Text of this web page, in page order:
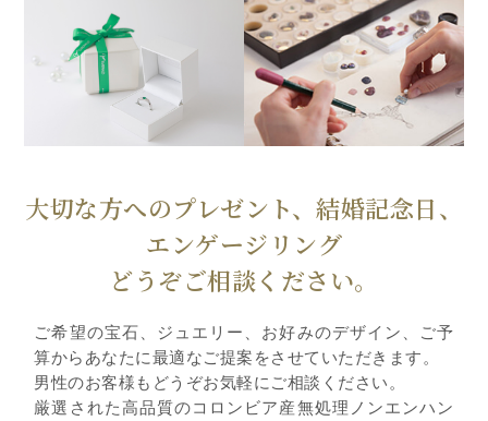
大切な方へのプレゼント、結婚記念日、
エンゲージリング
どうぞご相談ください。
ご希望の宝石、ジュエリー、お好みのデザイン、ご予
算からあなたに最適なご提案をさせていただきます。
男性のお客様もどうぞお気軽にご相談ください。
厳選された高品質のコロンビア産無処理ノンエンハン